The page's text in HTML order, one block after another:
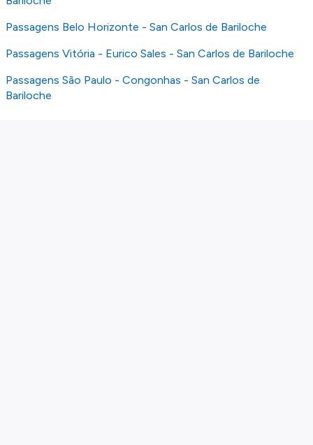
Passagens Belo Horizonte - San Carlos de Bariloche
Passagens Vitória - Eurico Sales - San Carlos de Bariloche
Passagens São Paulo - Congonhas - San Carlos de
Bariloche